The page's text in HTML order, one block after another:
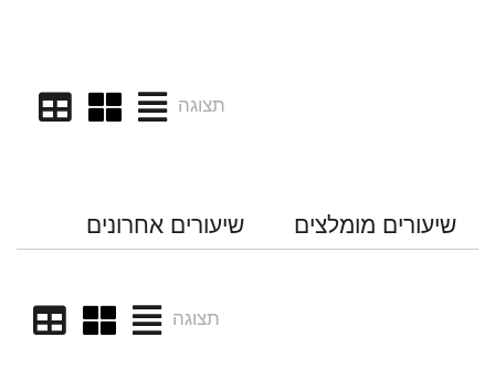
תצוגה
שיעורים מומלצים שיעורים אחרונים
תצוגה